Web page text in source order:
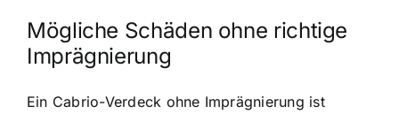
Mögliche Schäden ohne richtige
Imprägnierung
Ein Cabrio-Verdeck ohne Imprägnierung ist